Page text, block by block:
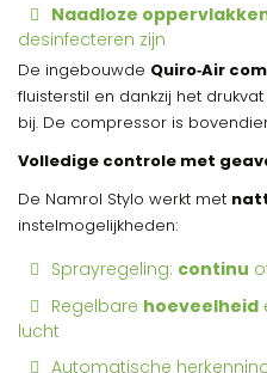
Naadloze
desinfecteren zijn
De ingebouwde Quiro‑Air
fluisterstil en dankzij het
bij. De compressor is
Volledige controle met
De Namrol Stylo werkt met
instelmogelijkheden:
Sprayregeling: continu
Regelbare hoeveelheid
lucht
Automatische